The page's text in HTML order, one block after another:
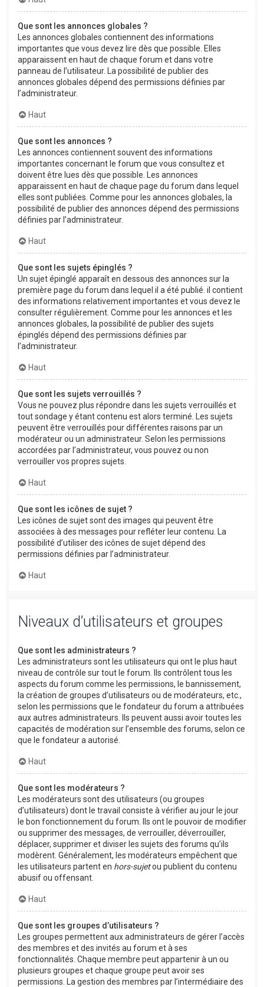
Que sont les annonces globales ?
Les annonces globales contiennent des informations
importantes que vous devez lire dès que possible. Elles
apparaissent en haut de chaque forum et dans votre
panneau de l’utilisateur. La possibilité de publier des
annonces globales dépend des permissions définies par
l’administrateur.
Haut
Que sont les annonces ?
Les annonces contiennent souvent des informations
importantes concernant le forum que vous consultez et
doivent être lues dès que possible. Les annonces
apparaissent en haut de chaque page du forum dans lequel
elles sont publiées. Comme pour les annonces globales, la
possibilité de publier des annonces dépend des permissions
définies par l’administrateur.
Haut
Que sont les sujets épinglés ?
Un sujet épinglé apparaît en dessous des annonces sur la
première page du forum dans lequel il a été publié. il contient
des informations relativement importantes et vous devez le
consulter régulièrement. Comme pour les annonces et les
annonces globales, la possibilité de publier des sujets
épinglés dépend des permissions définies par
l’administrateur.
Haut
Que sont les sujets verrouillés ?
Vous ne pouvez plus répondre dans les sujets verrouillés et
tout sondage y étant contenu est alors terminé. Les sujets
peuvent être verrouillés pour différentes raisons par un
modérateur ou un administrateur. Selon les permissions
accordées par l’administrateur, vous pouvez ou non
verrouiller vos propres sujets.
Haut
Que sont les icônes de sujet ?
Les icônes de sujet sont des images qui peuvent être
associées à des messages pour refléter leur contenu. La
possibilité d’utiliser des icônes de sujet dépend des
permissions définies par l’administrateur.
Haut
Niveaux d’utilisateurs et groupes
Que sont les administrateurs ?
Les administrateurs sont les utilisateurs qui ont le plus haut
niveau de contrôle sur tout le forum. Ils contrôlent tous les
aspects du forum comme les permissions, le bannissement,
la création de groupes d’utilisateurs ou de modérateurs, etc.,
selon les permissions que le fondateur du forum a attribuées
aux autres administrateurs. Ils peuvent aussi avoir toutes les
capacités de modération sur l’ensemble des forums, selon ce
que le fondateur a autorisé.
Haut
Que sont les modérateurs ?
Les modérateurs sont des utilisateurs (ou groupes
d’utilisateurs) dont le travail consiste à vérifier au jour le jour
le bon fonctionnement du forum. Ils ont le pouvoir de modifier
ou supprimer des messages, de verrouiller, déverrouiller,
déplacer, supprimer et diviser les sujets des forums qu’ils
modèrent. Généralement, les modérateurs empêchent que
les utilisateurs partent en hors-sujetou publient du contenu
abusif ou offensant.
Haut
Que sont les groupes d’utilisateurs ?
Les groupes permettent aux administrateurs de gérer l’accès
des membres et des invités au forum et à ses
fonctionnalités. Chaque membre peut appartenir à un ou
plusieurs groupes et chaque groupe peut avoir ses
permissions. La gestion des membres par l’intermédiaire des